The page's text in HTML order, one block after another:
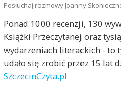
Posłuchaj rozmowy Joanny
Ponad 1000 recenzji, 130
Książki Przeczytanej oraz
wydarzeniach literackich - to
udało się zrobić przez 15 lat
SzczecinCzyta.pl